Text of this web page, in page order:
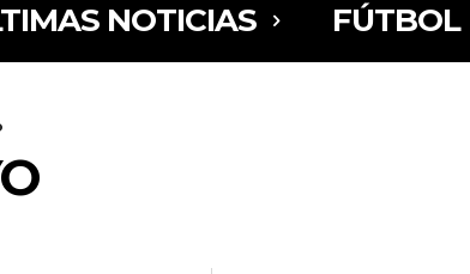
NOTICIAS FÚTBOL